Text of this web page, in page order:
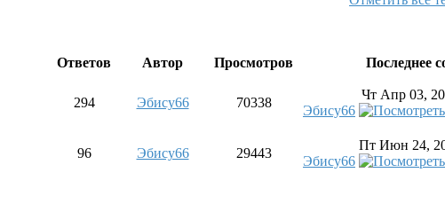
Ответов Автор Просмотров Последнее
294 Эбису66 70338
Чт Апр 03,
Эбису66
96 Эбису66 29443
Пт Июн 24,
Эбису66